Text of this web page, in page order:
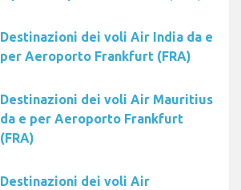
Destinazioni dei voli Air India da e
per Aeroporto Frankfurt (FRA)
Destinazioni dei voli Air Mauritius
da e per Aeroporto Frankfurt
(FRA)
Destinazioni dei voli Air